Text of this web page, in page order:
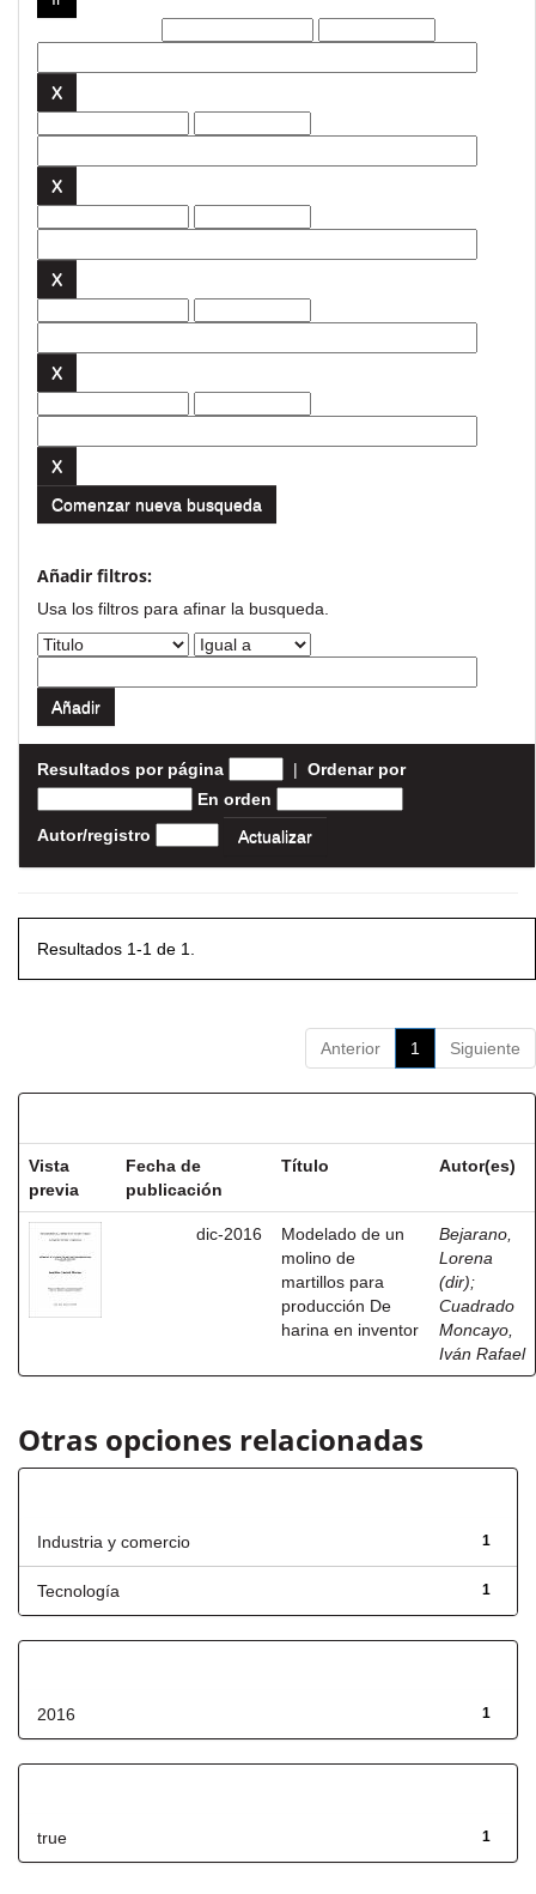
Comenzar nueva busqueda
Añadir filtros:
Usa los filtros para afinar la busqueda.
Resultados por página | Ordenar por
En orden
Autor/registro
Resultados 1-1 de 1.
Anterior 1 Siguiente
Vista
previa
Fecha de
publicación
Título Autor(es)
dic-2016
Modelado de un
molino de
martillos para
producción De
harina en inventor
Bejarano,
Lorena
(dir);
Cuadrado
Moncayo,
Iván Rafael
Otras opciones relacionadas
1
Industria y comercio
1
Tecnología
1
2016
1
true